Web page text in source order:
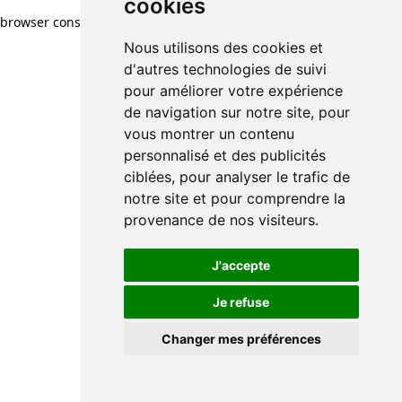
cookies
Nous utilisons des cookies et
d'autres technologies de suivi
pour améliorer votre expérience
de navigation sur notre site, pour
vous montrer un contenu
personnalisé et des publicités
ciblées, pour analyser le trafic de
notre site et pour comprendre la
provenance de nos visiteurs.
J'accepte
Je refuse
Changer mes préférences
browser console for more information)